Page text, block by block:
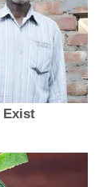
Exist